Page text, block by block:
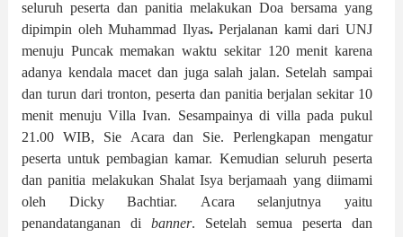
seluruh peserta dan panitia melakukan Doa bersama yang
dipimpin oleh Muhammad Ilyas.Perjalanan kami dari UNJ
menuju Puncak memakan waktu sekitar 120 menit karena
adanya kendala macet dan jugasalah jalan. Setelah sampai
dan turun dari tronton, peserta dan panitia berjalan sekitar 10
menit menujuVilla Ivan. Sesampainya di villa pada pukul
21.00 WIB, Sie Acara dan Sie. Perlengkapan mengatur
peserta untuk pembagian kamar. Kemudian seluruh peserta
dan panitia melakukan Shalat Isya berjamaah yang diimami
oleh Dicky Bachtiar. Acara selanjutnya yaitu
penandatanganan di banner. Setelahsemua peserta dan